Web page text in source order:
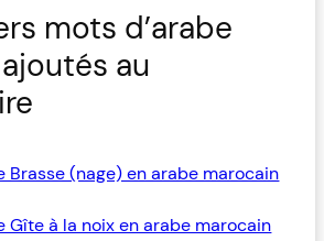
mots d’arabe
au
Brasse (nage) en arabe marocain
Gîte à la noix en arabe marocain